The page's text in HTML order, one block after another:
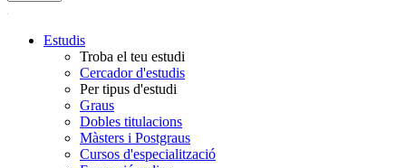
Estudis
Troba el teu estudi
Cercador d'estudis
Per tipus d'estudi
Graus
Dobles titulacions
Màsters i Postgraus
Cursos d'especialització